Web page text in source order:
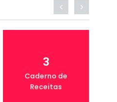
3
Caderno de
Receitas